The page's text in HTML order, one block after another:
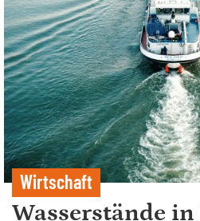
Wirtschaft
Wasserstände